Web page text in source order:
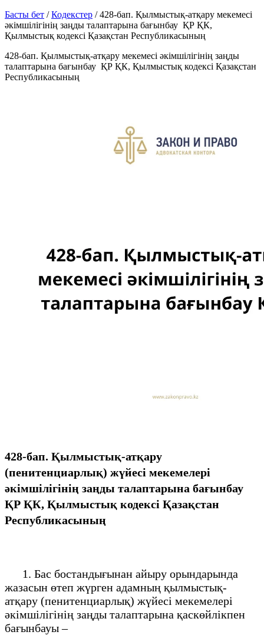
Басты бет /Кодекстер /428-бап. Қылмыстық-атқару мекемесі
әкімшілігінің заңды талаптарына бағынбау ҚР ҚК,
Қылмыстық кодексi Қазақстан Республикасының
428-бап. Қылмыстық-атқару мекемесі әкімшілігінің заңды
талаптарына бағынбау ҚР ҚК, Қылмыстық кодексi Қазақстан
Республикасының
428-бап. Қылмыстық-атқару
(пенитенциарлық) жүйесі мекемелері
әкімшілігінің заңды талаптарына бағынбау
ҚР ҚК, Қылмыстық кодексi Қазақстан
Республикасының
1. Бас бостандығынан айыру орындарында
жазасын өтеп жүрген адамның қылмыстық-
атқару (пенитенциарлық) жүйесі мекемелері
әкімшілігінің заңды талаптарына қаскөйлікпен
бағынбауы –